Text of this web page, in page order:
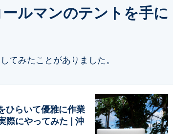
ルマンのテントを手に
てみたことがありました。
ひらいて優雅に作業
際にやってみた | 沖